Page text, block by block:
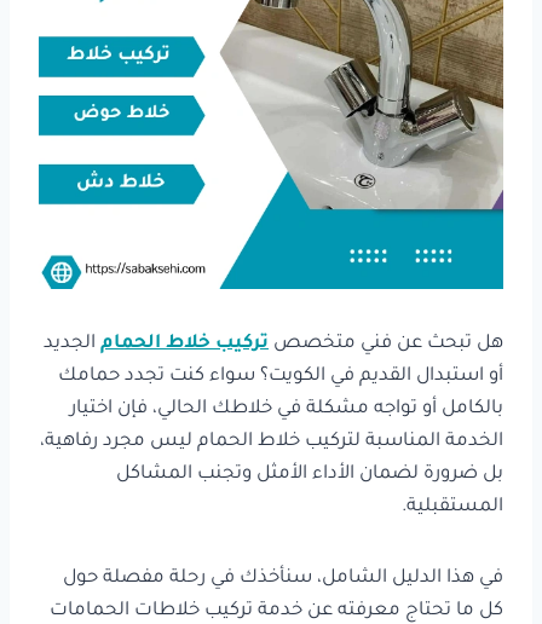
هل تبحث عن فني متخصص تركيب خلاط الحمام الجديد
أو استبدال القديم في الكويت؟ سواء كنت تجدد حمامك
بالكامل أو تواجه مشكلة في خلاطك الحالي، فإن اختيار
الخدمة المناسبة لتركيب خلاط الحمام ليس مجرد رفاهية،
بل ضرورة لضمان الأداء الأمثل وتجنب المشاكل
المستقبلية.
في هذا الدليل الشامل، سنأخذك في رحلة مفصلة حول
كل ما تحتاج معرفته عن خدمة تركيب خلاطات الحمامات